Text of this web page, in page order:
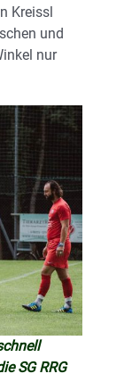
Kreissl
und
nur
SG RRG